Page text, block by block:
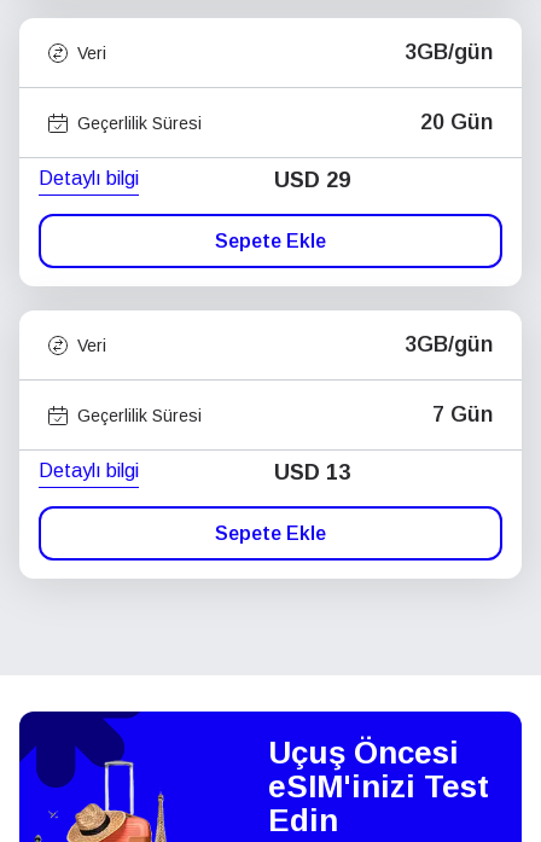
Veri 3GB/gün
Geçerlilik Süresi 20 Gün
Detaylı bilgi USD 29
Sepete Ekle
Veri 3GB/gün
Geçerlilik Süresi 7 Gün
Detaylı bilgi USD 13
Sepete Ekle
Uçuş Öncesi
eSIM'inizi Test
Edin